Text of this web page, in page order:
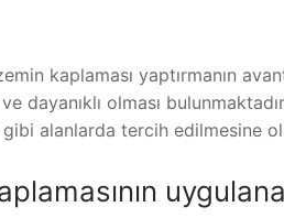
kaplaması yaptırmanın
dayanıklı olması
alanlarda tercih edilmesine